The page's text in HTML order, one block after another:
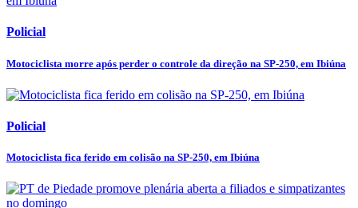
Policial
Motociclista morre após perder o controle da direção na SP-250, em Ibiúna
Policial
Motociclista fica ferido em colisão na SP-250, em Ibiúna